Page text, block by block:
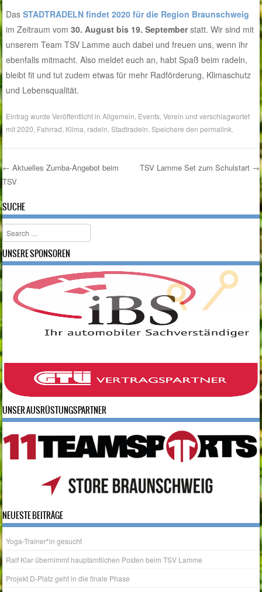
DasSTADTRADELN findet 2020 für die Region Braunschweig
im Zeitraum vom30. August bis 19. Septemberstatt. Wir sind mit
unserem Team TSV Lamme auch dabei und freuen uns, wenn ihr
ebenfalls mitmacht. Also meldet euch an, habt Spaß beim radeln,
bleibt fit und tut zudem etwas für mehr Radförderung, Klimaschutz
und Lebensqualität.
Eintrag wurde Veröffentlicht inAllgemein Events ,Verein und verschlagwortet
mit2020 Fahrrad Klima radeln ,Stadtradeln . Speichere denpermalink
Post navigation
← Aktuelles Zumba-Angebot beim
TSV
TSV Lamme Set zum Schulstart →
SUCHE
Search
UNSERE SPONSOREN
UNSER AUSRÜSTUNGSPARTNER
NEUESTE BEITRÄGE
Yoga-Trainer*in gesucht
Ralf Klar übernimmt hauptamtlichen Posten beim TSV Lamme
Projekt D-Platz geht in die finale Phase
Wir wagen den Schritt ins Hauptamt